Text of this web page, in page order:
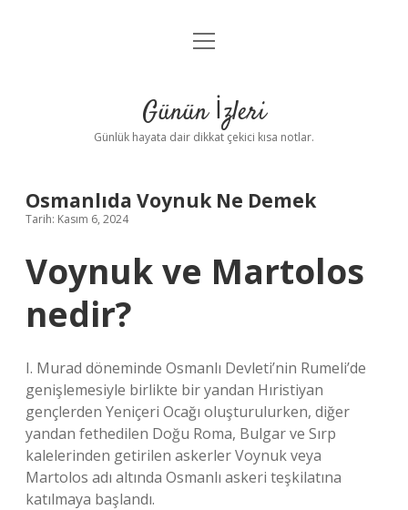
Anasayfa
Yasal Uyarı
menüyü
Günün İzleri
Günlük hayata dair dikkat çekici kısa notlar.
Osmanlıda Voynuk Ne Demek
Tarih: Kasım 6, 2024
Voynuk ve Martolos
nedir?
I. Murad döneminde Osmanlı Devleti’nin Rumeli’de
genişlemesiyle birlikte bir yandan Hıristiyan
gençlerden Yeniçeri Ocağı oluşturulurken, diğer
yandan fethedilen Doğu Roma, Bulgar ve Sırp
kalelerinden getirilen askerler Voynuk veya
Martolos adı altında Osmanlı askeri teşkilatına
katılmaya başlandı.